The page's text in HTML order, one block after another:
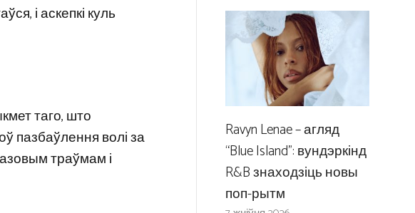
і аскепкі куль
таго, што
пазбаўлення волі за
траўмам і
Ravyn Lenae – агляд
“Blue Island”: вундэркінд
R&B знаходзіць новы
поп-рытм